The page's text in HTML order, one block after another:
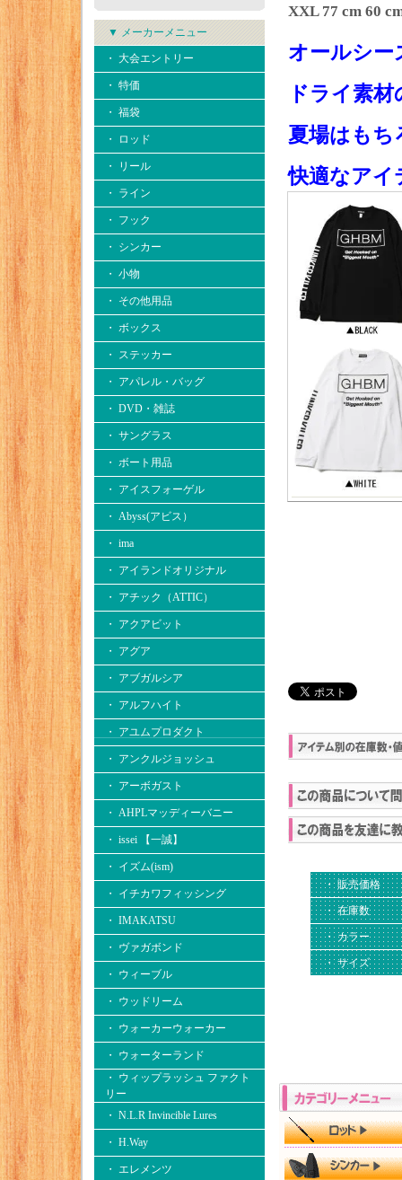
▼ メーカーメニュー
・ 大会エントリー
・ 特価
・ 福袋
・ ロッド
・ リール
・ ライン
・ フック
・ シンカー
・ 小物
・ その他用品
・ ボックス
・ ステッカー
・ アパレル・バッグ
・ DVD・雑誌
・ サングラス
・ ボート用品
・ アイスフォーゲル
・ Abyss(アビス）
・ ima
・ アイランドオリジナル
・ アチック（ATTIC）
・ アクアビット
・ アグア
・ アブガルシア
・ アルフハイト
・ アユムプロダクト
・ アンクルジョッシュ
・ アーボガスト
・ AHPLマッディーバニー
・ issei 【一誠】
・ イズム(ism)
・ イチカワフィッシング
・ IMAKATSU
・ ヴァガボンド
・ ウィーブル
・ ウッドリーム
・ ウォーカーウォーカー
・ ウォーターランド
・ ウィップラッシュ ファクト
リー
・ N.L.R Invincible Lures
・ H.Way
・ エレメンツ
XXL 77 cm 60
オールシー
ドライ素
夏場はもち
快適なア
・ 販売価格
・ 在庫数
・ カラー
・ サイズ